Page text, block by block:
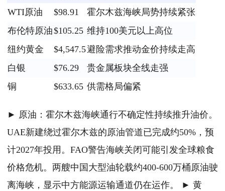
WTI原油
$98.91
霍尔木兹海峡局势持续紧张
布伦特原油$105.25 维持100美元以上高位
纽约黄金
$4,547.5避险需求推动金价持续走高
白银
$76.29
贵金属板块全线走强
铜
$633.65 供需格局偏紧
► 原油：霍尔木兹海峡通行不确定性持续推升油价。
UAE新建绕过霍尔木兹的原油管道已完成约50%，预
计2027年投用。FAO警告海峡关闭可能引发全球粮食
价格危机。两艘中国大型油轮载约400-600万桶原油驶
离海峡，显示中方能源运输通道仍在运作。 ► 黄